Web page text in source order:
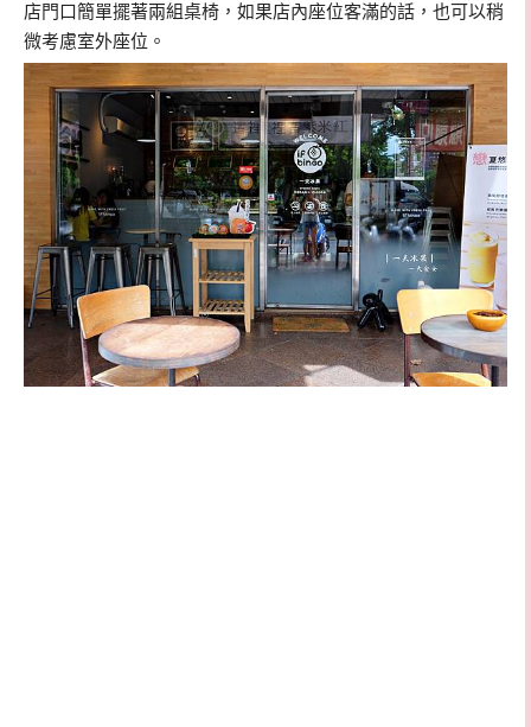
店門口簡單擺著兩組桌椅，如果店內座位客滿的話，也可以稍
微考慮室外座位。